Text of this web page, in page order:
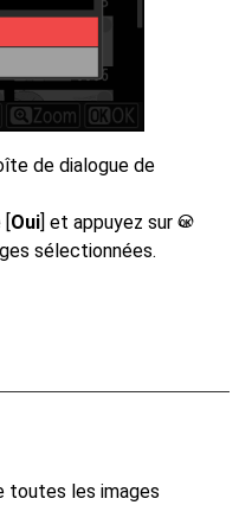
de dialogue de
[Oui] et appuyez sur J
sélectionnées.
toutes les images